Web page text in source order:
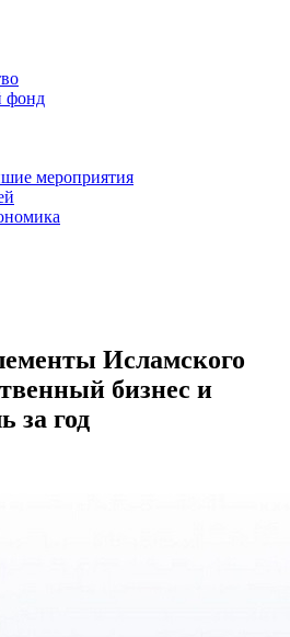
фонд
мероприятия
Исламского
бизнес и
за год